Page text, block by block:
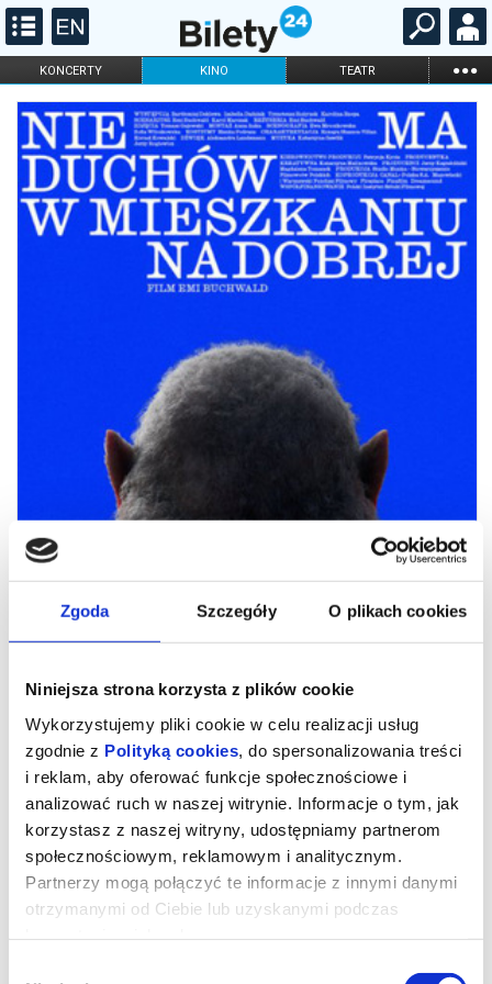
Zgoda Szczegóły O plikach cookies
Niniejsza strona korzysta z plików cookie
Wykorzystujemy pliki cookie w celu realizacji usług
zgodnie z Polityką cookies , do spersonalizowania treści
i reklam, aby oferować funkcje społecznościowe i
analizować ruch w naszej witrynie. Informacje o tym, jak
korzystasz z naszej witryny, udostępniamy partnerom
społecznościowym, reklamowym i analitycznym.
Partnerzy mogą połączyć te informacje z innymi danymi
otrzymanymi od Ciebie lub uzyskanymi podczas
KONCERTY KINO TEATR ...
FILHARMONIA OPERA I BALET
STAND-UP
DLA DZIECI
ONLINE KARNETY
NIE MA DUCHÓW W MIESZKANIU
NA DOBREJ
Komediodramat
1h 31'
współczesnych młodych ludzi, który zachwycił jury i krytyków